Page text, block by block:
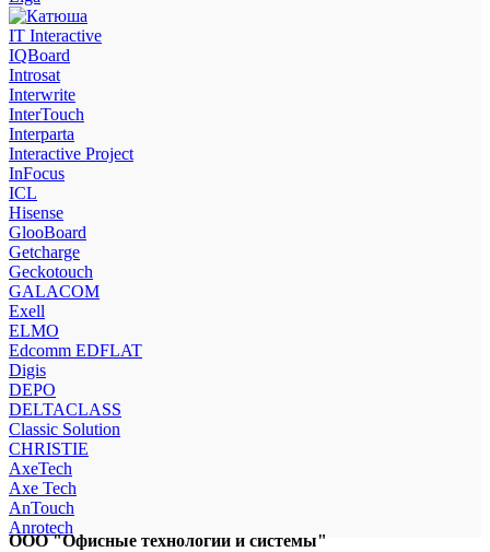
IT Interactive
IQBoard
Introsat
Interwrite
InterTouch
Interparta
Interactive Project
InFocus
ICL
Hisense
GlooBoard
Getcharge
Geckotouch
GALACOM
Exell
ELMO
Edcomm EDFLAT
Digis
DEPO
DELTACLASS
Classic Solution
CHRISTIE
AxeTech
Axe Tech
AnTouch
Anrotech
ООО "Офисные технологии и системы"